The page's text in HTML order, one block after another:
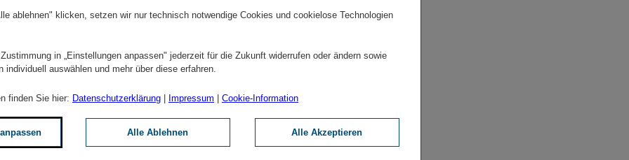
Insurance Group mit
von 9,6 Prozent, die zu
der georgischen
2011 (konsolidiert)
ablehnen" klicken, setzen wir nur technisch notwendige Cookies und cookielose Technologien
in „Einstellungen anpassen" jederzeit für die Zukunft widerrufen oder ändern sowie
individuell auswählen und mehr über diese erfahren.
finden Sie hier: Datenschutzerklärung | Impressum | Cookie-Information
Alle Ablehnen Alle Akzeptieren